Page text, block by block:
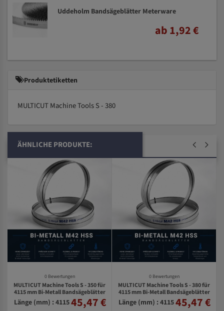
Uddeholm Bandsägeblätter Meterware
ab 1,92 €
Produktetiketten
MULTICUT Machine Tools S - 380
ÄHNLICHE PRODUKTE:
0 Bewertungen
MULTICUT Machine Tools S - 350 für
4115 mm Bi-Metall Bandsägeblätter
Länge (mm) : 411545,47 €
0 Bewertungen
MULTICUT Machine Tools S - 380 für
4115 mm Bi-Metall Bandsägeblätter
Länge (mm) : 411545,47 €